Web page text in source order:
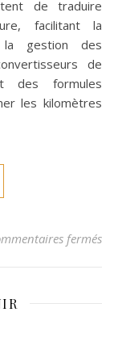
de traduire
facilitant la
la gestion des
de
des formules
les kilomètres
fermés